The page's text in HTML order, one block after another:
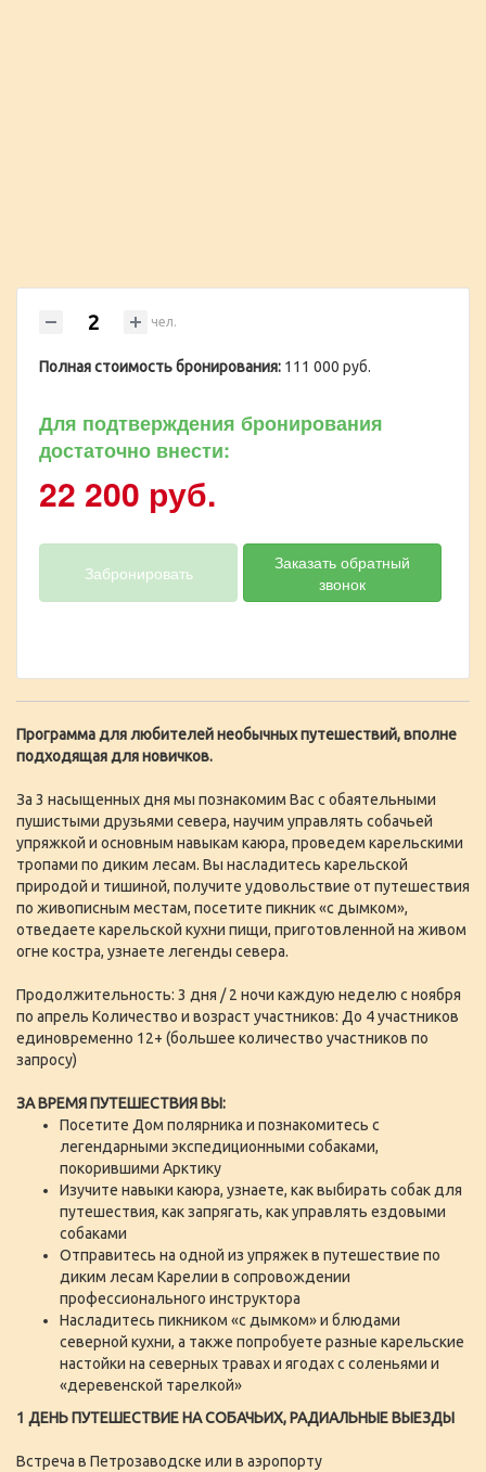
чел.
Полная стоимость бронирования: 111 000 руб.
Для подтверждения бронирования
достаточно внести:
22 200 руб.
Забронировать
Заказать обратный
звонок
Программа для любителей необычных путешествий, вполне
подходящая для новичков.
За 3 насыщенных дня мы познакомим Вас с обаятельными
пушистыми друзьями севера, научим управлять собачьей
упряжкой и основным навыкам каюра, проведем карельскими
тропами по диким лесам. Вы насладитесь карельской
природой и тишиной, получите удовольствие от путешествия
по живописным местам, посетите пикник «с дымком»,
отведаете карельской кухни пищи, приготовленной на живом
огне костра, узнаете легенды севера.
Продолжительность: 3 дня / 2 ночи каждую неделю с ноября
по апрель Количество и возраст участников: До 4 участников
единовременно 12+ (большее количество участников по
запросу)
ЗА ВРЕМЯ ПУТЕШЕСТВИЯ ВЫ:
Посетите Дом полярника и познакомитесь с
легендарными экспедиционными собаками,
покорившими Арктику
Изучите навыки каюра, узнаете, как выбирать собак для
путешествия, как запрягать, как управлять ездовыми
собаками
Отправитесь на одной из упряжек в путешествие по
диким лесам Карелии в сопровождении
профессионального инструктора
Насладитесь пикником «с дымком» и блюдами
северной кухни, а также попробуете разные карельские
настойки на северных травах и ягодах с соленьями и
«деревенской тарелкой»
1 ДЕНЬ ПУТЕШЕСТВИЕ НА СОБАЧЬИХ, РАДИАЛЬНЫЕ ВЫЕЗДЫ
Встреча в Петрозаводске или в аэропорту